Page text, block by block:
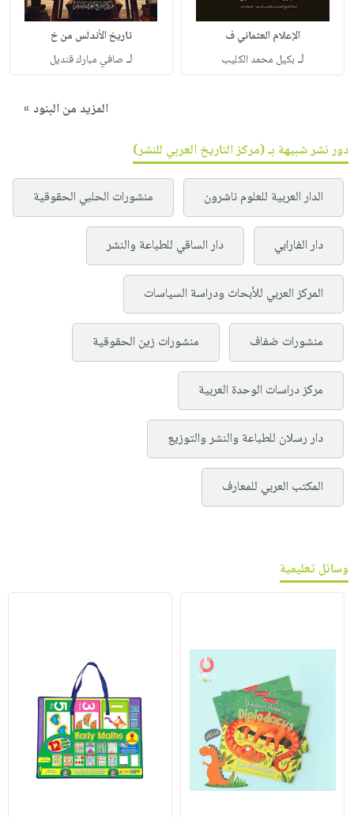
الإعلام العثماني ف
لـ بكيل محمد الكليب
تاريخ الأندلس من خ
لـ صافي مبارك قنديل
المزيد من البنود »
دور نشر شبيهة بـ (مركز التاريخ العربي للنشر)
الدار العربية للعلوم ناشرون منشورات الحلبي الحقوقية
دار الفارابي دار الساقي للطباعة والنشر
المركز العربي للأبحاث ودراسة السياسات
منشورات ضفاف منشورات زين الحقوقية
مركز دراسات الوحدة العربية
دار رسلان للطباعة والنشر والتوزيع
المكتب العربي للمعارف
وسائل تعليمية